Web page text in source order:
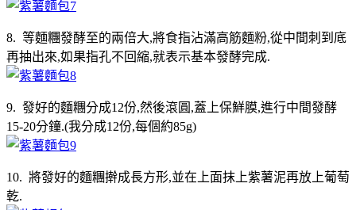
8. 等麵糰發酵至的兩倍大,將食指沾滿高筋麵粉,從中間刺到底
再抽出來,如果指孔不回縮,就表示基本發酵完成.
9. 發好的麵糰分成12份,然後滾圓,蓋上保鮮膜,進行中間發酵
15-20分鐘.(我分成12份,每個約85g)
10. 將發好的麵糰擀成長方形,並在上面抹上紫薯泥再放上葡萄
乾.